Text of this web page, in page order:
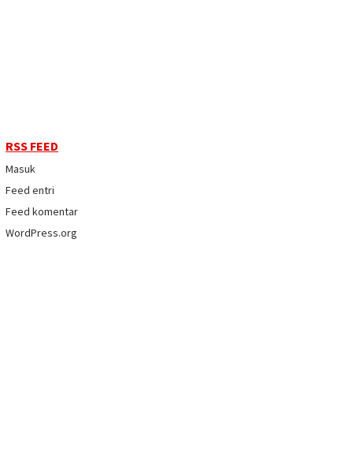
RSS FEED
Masuk
Feed entri
Feed komentar
WordPress.org